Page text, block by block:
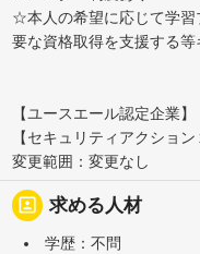
☆本人の希望に応じて学習
要な資格取得を支援する
【ユースエール認定企業
【セキュリティアクショ
変更範囲：変更なし
portrait 求める人材
学歴：不問